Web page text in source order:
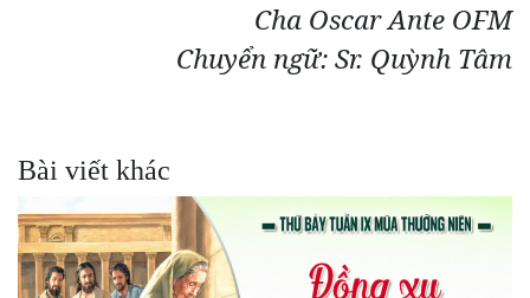
Cha Oscar Ante OFM
Chuyển ngữ: Sr. Quỳnh Tâm
Bài viết khác